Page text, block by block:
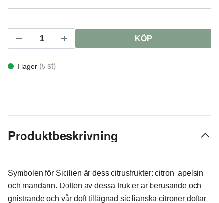
KÖP
I lager (5 st)
Produktbeskrivning
Symbolen för Sicilien är dess citrusfrukter: citron, apelsin
och mandarin. Doften av dessa frukter är berusande och
gnistrande och vår doft tillägnad sicilianska citroner doftar